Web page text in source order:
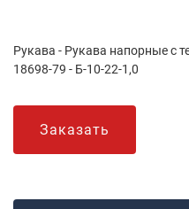
Рукава - Рукава напорные с
18698-79 - Б-10-22-1,0
Заказать